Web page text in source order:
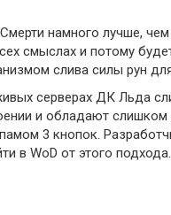
намного лучше,
смыслах и потому
слива силы рун
серверах ДК Льда
и обладают слишком
3 кнопок.
в WoD от этого подхода.